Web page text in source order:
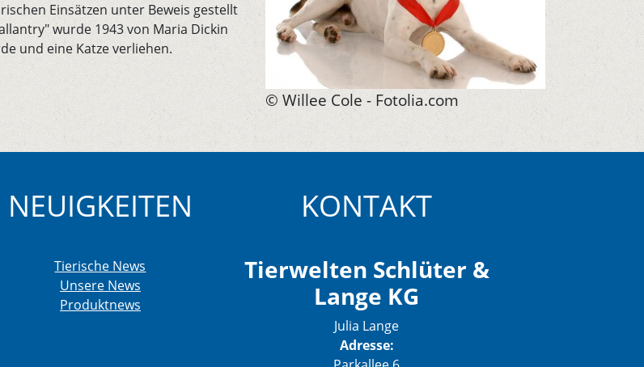
Einsätzen unter Beweis gestellt
wurde 1943 von Maria Dickin
und eine Katze verliehen.
© Willee Cole - Fotolia.com
NEUIGKEITEN
Tierische News
Unsere News
Produktnews
KONTAKT
Tierwelten Schlüter &
Lange KG
Julia Lange
Adresse: